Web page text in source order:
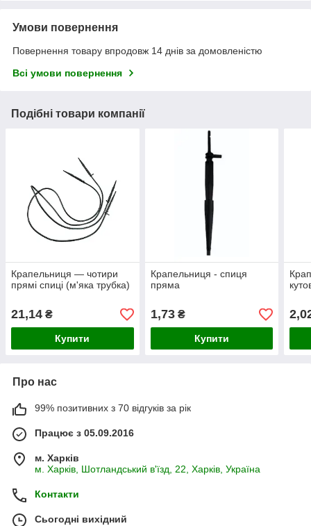
Умови повернення
Повернення товару впродовж 14 днів за домовленістю
Всі умови повернення
Подібні товари компанії
Крапельниця — чотири
прямі спиці (м'яка трубка)
21,14 ₴
Купити
Крапельниця - спиця
пряма
1,73₴
Купити
Про нас
99% позитивних з 70 відгуків за рік
Працює з 05.09.2016
м. Харків
м. Харків, Шотландський в'їзд, 22, Харків, Україна
Контакти
Сьогодні вихідний